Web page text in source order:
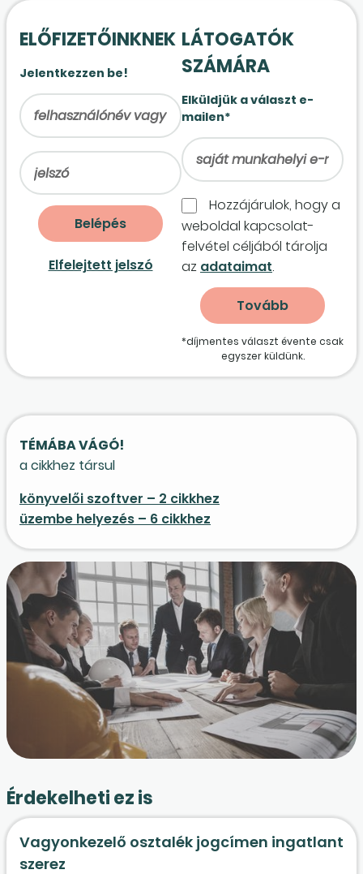
ELŐFIZETŐINKNEK
Jelentkezzen be!
Elfelejtett jelszó
LÁTOGATÓK
SZÁMÁRA
Elküldjük a választ e-
mailen*
Hozzájárulok, hogy a
weboldal kapcso­lat­
felvétel céljából tárolja
az adataimat.
*díjmentes választ évente csak
egyszer küldünk.
TÉMÁBA VÁGÓ!
a cikkhez társul
könyvelői szoftver – 2 cikkhez
üzembe helyezés – 6 cikkhez
Érdekelheti ez is
Vagyonkezelő osztalék jogcímen ingatlant
szerez